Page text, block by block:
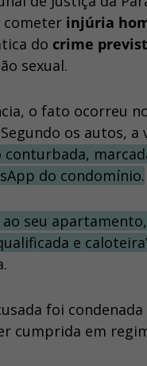
cometer injúria
do crime
sexual.
o fato ocorreu
os autos,
conturbada,
do condomínio.
ao seu
e
foi
cumprida em